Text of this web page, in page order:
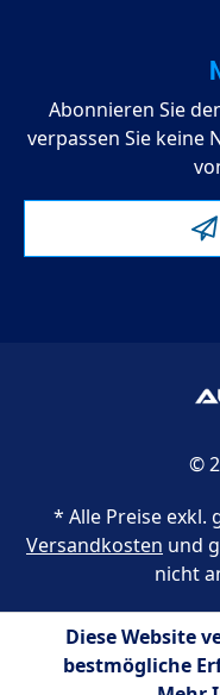
Abonnieren Sie
verpassen Sie keine
©
* Alle Preise exkl.
Versandkosten und
nicht
Diese Website
bestmögliche